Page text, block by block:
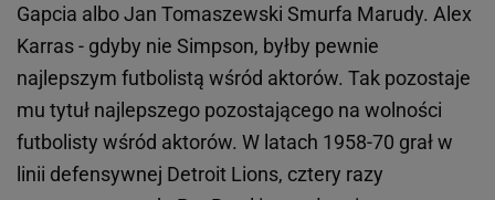
Gapcia albo Jan Tomaszewski Smurfa Marudy. Alex
Karras - gdyby nie Simpson, byłby pewnie
najlepszym futbolistą wśród aktorów. Tak pozostaje
mu tytuł najlepszego pozostającego na wolności
futbolisty wśród aktorów. W latach 1958-70 grał w
linii defensywnej Detroit Lions, cztery razy